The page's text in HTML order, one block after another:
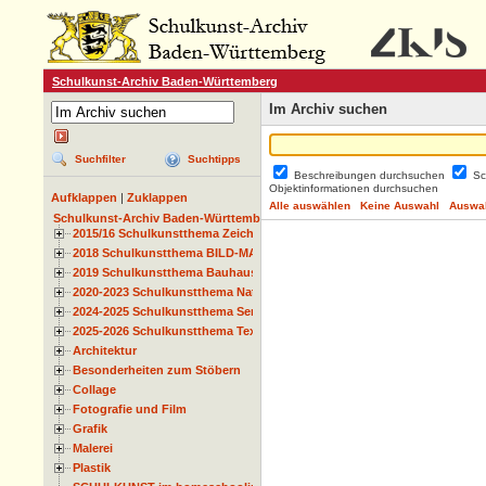
Schulkunst-Archiv Baden-Württemberg
Suchfilter Suchtipps
Aufklappen
Zuklappen
Schulkunst-Archiv Baden-Württemberg
2015/16 Schulkunstthema Zeichnen
2018 Schulkunstthema BILD-MATERIAL-OBJEKT
2019 Schulkunstthema Bauhaus
2020-2023 Schulkunstthema Natur und Zeit
2024-2025 Schulkunstthema Serie
2025-2026 Schulkunstthema Textil
Architektur
Besonderheiten zum Stöbern
Collage
Fotografie und Film
Grafik
Malerei
Plastik
Im Archiv suchen
Beschreibungen durchsuchen
Objektinformationen durchsuchen
Alle auswählen
Keine Auswahl